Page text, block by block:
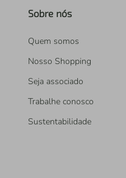
Sobre nós
Quem somos
Nosso Shopping
Seja associado
Trabalhe conosco
Sustentabilidade